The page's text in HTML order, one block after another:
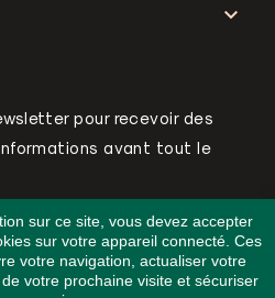
sur ce site, vous devez accepter
sur votre appareil connecté. Ces
votre navigation, actualiser votre
votre prochaine visite et sécuriser
pour recevoir des
avant tout le
